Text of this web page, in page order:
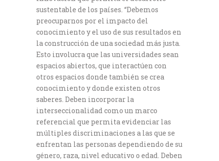
sustentable de los países. “Debemos
preocuparnos por el impacto del
conocimiento y el uso de sus resultados en
la construcción de una sociedad más justa.
Esto involucra que las universidades sean
espacios abiertos, que interactúen con
otros espacios donde también se crea
conocimiento y donde existen otros
saberes. Deben incorporar la
interseccionalidad como un marco
referencial que permita evidenciar las
múltiples discriminaciones a las que se
enfrentan las personas dependiendo de su
género, raza, nivel educativo o edad. Deben